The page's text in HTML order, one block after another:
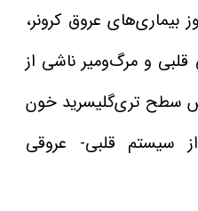
بیماری‌های عروق کرونر،
و مرگ‌ومیر ناشی از
سطح تری‌گلیسرید خون
سیستم قلبی- عروقی